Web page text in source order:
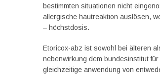
bestimmten situationen nicht
allergische hautreaktion auslösen,
– höchstdosis.
Etoricox-abz ist sowohl bei älteren
nebenwirkung dem bundesinstitut
gleichzeitige anwendung von